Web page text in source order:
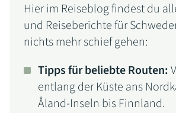
Hier im Reiseblog findest du
und Reiseberichte für
nichts mehr schief gehen:
Tipps für beliebte Routen:
entlang der Küste ans
Åland-Inseln bis Finnland.